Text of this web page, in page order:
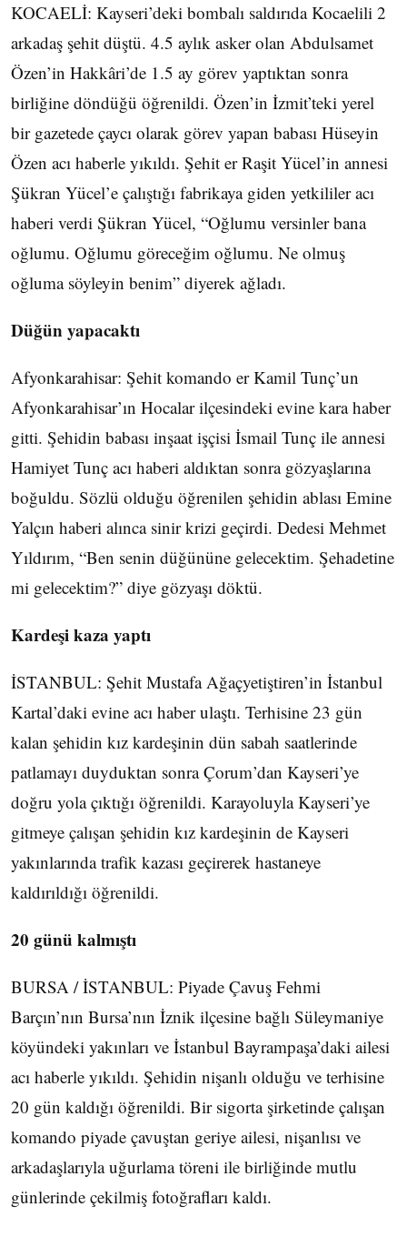
KOCAELİ: Kayseri’deki bombalı saldırıda Kocaelili 2
arkadaş şehit düştü. 4.5 aylık asker olan Abdulsamet
Özen’in Hakkâri’de 1.5 ay görev yaptıktan sonra
birliğine döndüğü öğrenildi. Özen’in İzmit’teki yerel
bir gazetede çaycı olarak görev yapan babası Hüseyin
Özen acı haberle yıkıldı. Şehit er Raşit Yücel’in annesi
Şükran Yücel’e çalıştığı fabrikaya giden yetkililer acı
haberi verdi Şükran Yücel, “Oğlumu versinler bana
oğlumu. Oğlumu göreceğim oğlumu. Ne olmuş
oğluma söyleyin benim” diyerek ağladı.
Düğün yapacaktı
Afyonkarahisar: Şehit komando er Kamil Tunç’un
Afyonkarahisar’ın Hocalar ilçesindeki evine kara haber
gitti. Şehidin babası inşaat işçisi İsmail Tunç ile annesi
Hamiyet Tunç acı haberi aldıktan sonra gözyaşlarına
boğuldu. Sözlü olduğu öğrenilen şehidin ablası Emine
Yalçın haberi alınca sinir krizi geçirdi. Dedesi Mehmet
Yıldırım, “Ben senin düğününe gelecektim. Şehadetine
mi gelecektim?” diye gözyaşı döktü.
Kardeşi kaza yaptı
İSTANBUL: Şehit Mustafa Ağaçyetiştiren’in İstanbul
Kartal’daki evine acı haber ulaştı. Terhisine 23 gün
kalan şehidin kız kardeşinin dün sabah saatlerinde
patlamayı duyduktan sonra Çorum’dan Kayseri’ye
doğru yola çıktığı öğrenildi. Karayoluyla Kayseri’ye
gitmeye çalışan şehidin kız kardeşinin de Kayseri
yakınlarında trafik kazası geçirerek hastaneye
kaldırıldığı öğrenildi.
20 günü kalmıştı
BURSA / İSTANBUL: Piyade Çavuş Fehmi
Barçın’nın Bursa’nın İznik ilçesine bağlı Süleymaniye
köyündeki yakınları ve İstanbul Bayrampaşa’daki ailesi
acı haberle yıkıldı. Şehidin nişanlı olduğu ve terhisine
20 gün kaldığı öğrenildi. Bir sigorta şirketinde çalışan
komando piyade çavuştan geriye ailesi, nişanlısı ve
arkadaşlarıyla uğurlama töreni ile birliğinde mutlu
günlerinde çekilmiş fotoğrafları kaldı.